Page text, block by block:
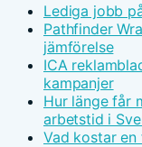
Lediga jobb
Pathfinder
jämförelse
ICA
kampanjer
Hur länge får
arbetstid i
Vad kostar